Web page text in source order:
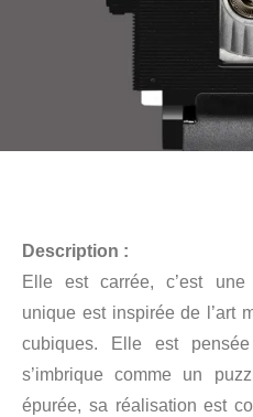
Description :
Elle est carrée, c’est une
unique est inspirée de l’art
cubiques. Elle est
s’imbrique comme un
épurée, sa réalisation est